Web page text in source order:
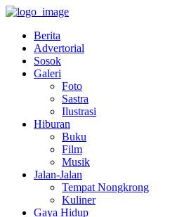
Berita
Advertorial
Sosok
Galeri
Foto
Sastra
Ilustrasi
Hiburan
Buku
Film
Musik
Jalan-Jalan
Tempat Nongkrong
Kuliner
Gaya Hidup